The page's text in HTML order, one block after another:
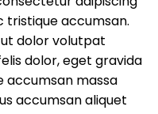
tristique accumsan.
dolor volutpat
dolor, eget gravida
accumsan massa
accumsan aliquet